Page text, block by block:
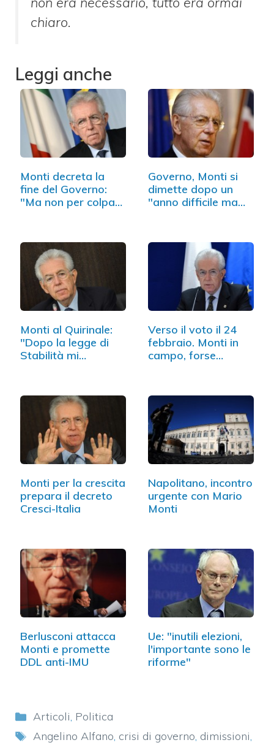
chiaro.
Leggi anche
Monti decreta la
fine del Governo:
"Ma non per colpa…
Governo, Monti si
dimette dopo un
"anno difficile ma…
Monti al Quirinale:
"Dopo la legge di
Stabilità mi
Verso il voto il 24
febbraio. Monti in
campo, forse…
Monti per la crescita
prepara il decreto
Cresci-Italia
Napolitano, incontro
urgente con Mario
Monti
Berlusconi attacca
Monti e promette
DDL anti-IMU
Ue: "inutili elezioni,
l'importante sono le
riforme"
Categorie
Articoli, Politica
Tag
Angelino Alfano, crisi di governo, dimissioni,